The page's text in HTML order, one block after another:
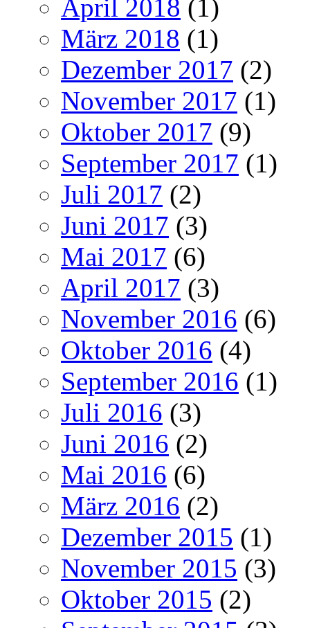
April 2018 (1)
März 2018 (1)
Dezember 2017 (2)
November 2017 (1)
Oktober 2017 (9)
September 2017 (1)
Juli 2017 (2)
Juni 2017 (3)
Mai 2017 (6)
April 2017 (3)
November 2016 (6)
Oktober 2016 (4)
September 2016 (1)
Juli 2016 (3)
Juni 2016 (2)
Mai 2016 (6)
März 2016 (2)
Dezember 2015 (1)
November 2015 (3)
Oktober 2015 (2)